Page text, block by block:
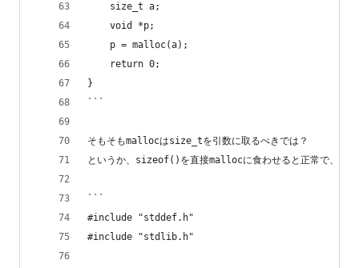
    size_t a;
    void *p;
    p = malloc(a);
    return 0;
}
```
そもそもmallocはsize_tを引数に取るべきでは？
というか、sizeof()を直接mallocに食わせると正常で、
```
#include "stddef.h"
#include "stdlib.h"